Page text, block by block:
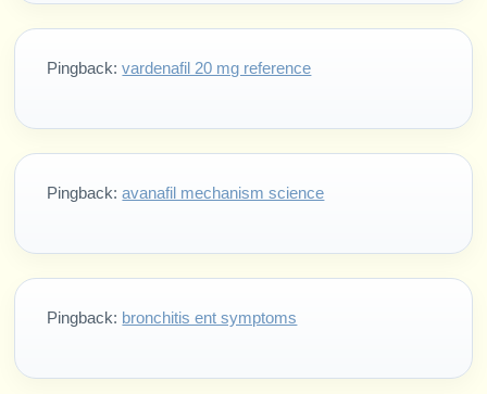
Pingback:vardenafil 20 mg reference
Pingback:avanafil mechanism science
Pingback: bronchitis ent symptoms